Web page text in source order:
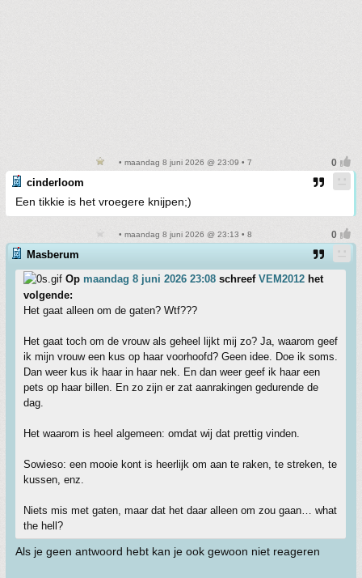
• maandag 8 juni 2026 @ 23:09 • 7
cinderloom
Een tikkie is het vroegere knijpen;)
• maandag 8 juni 2026 @ 23:13 • 8
Masberum
Op maandag 8 juni 2026 23:08 schreef VEM2012 het
volgende:
Het gaat alleen om de gaten? Wtf???
Het gaat toch om de vrouw als geheel lijkt mij zo? Ja, waarom geef
ik mijn vrouw een kus op haar voorhoofd? Geen idee. Doe ik soms.
Dan weer kus ik haar in haar nek. En dan weer geef ik haar een
pets op haar billen. En zo zijn er zat aanrakingen gedurende de
dag.
Het waarom is heel algemeen: omdat wij dat prettig vinden.
Sowieso: een mooie kont is heerlijk om aan te raken, te streken, te
kussen, enz.
Niets mis met gaten, maar dat het daar alleen om zou gaan… what
the hell?
Als je geen antwoord hebt kan je ook gewoon niet reageren